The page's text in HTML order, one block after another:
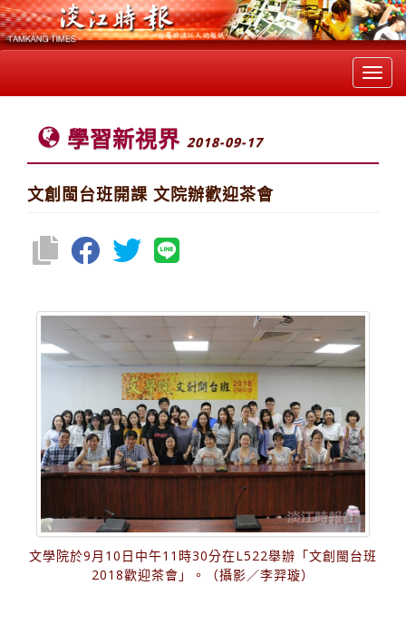
學習新視界 2018-09-17
文創閩台班開課 文院辦歡迎茶會
文學院於9月10日中午11時30分在L522舉辦「文創閩台班
2018歡迎茶會」。（攝影／李羿璇）